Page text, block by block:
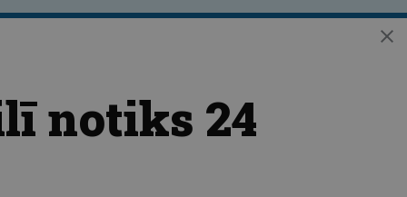
notiks 24